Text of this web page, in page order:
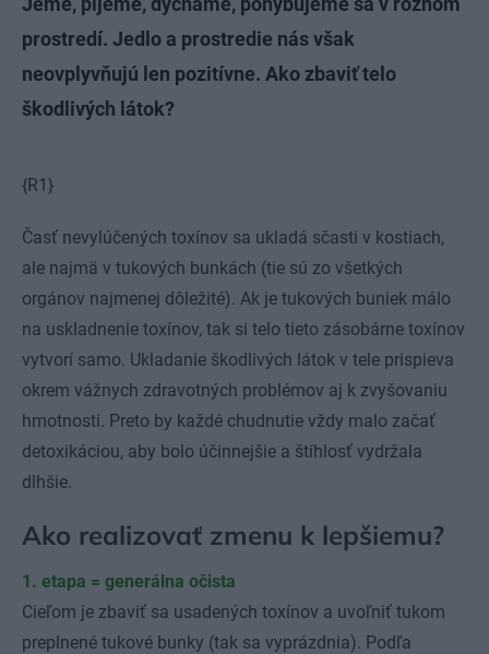
prostredí. Jedlo a prostredie nás však
neovplyvňujú len pozitívne. Ako zbaviť telo
škodlivých látok?
{R1}
Časť nevylúčených toxínov sa ukladá sčasti v kostiach,
ale najmä v tukových bunkách (tie sú zo všetkých
orgánov najmenej dôležité). Ak je tukových buniek málo
na uskladnenie toxínov, tak si telo tieto zásobárne toxínov
vytvorí samo. Ukladanie škodlivých látok v tele prispieva
okrem vážnych zdravotných problémov aj k zvyšovaniu
hmotnosti. Preto by každé chudnutie vždy malo začať
detoxikáciou, aby bolo účinnejšie a štíhlosť vydržala
dlhšie.
Ako realizovať zmenu k lepšiemu?
1. etapa = generálna očista
Cieľom je zbaviť sa usadených toxínov a uvoľniť tukom
preplnené tukové bunky (tak sa vyprázdnia). Podľa